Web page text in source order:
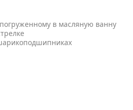
в масляную ванну